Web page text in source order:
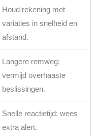
Houd rekening met
variaties in snelheid en
afstand.
Langere remweg;
vermijd overhaaste
beslissingen.
Snelle reactietijd; wees
extra alert.